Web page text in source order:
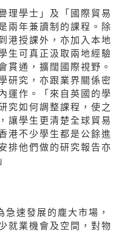
理學士」及「國際貿易
兩年兼讀制的課程。除
港授課外，亦加入本地
生可真正汲取兩地經驗
貫通，擴闊國際視野。
研究，亦跟業界關係密
運作。「來自英國的學
究如何調整課程，使之
讓學生更清楚全球貿易
港不少學生都是公餘進
排他們做的研究報告亦
速發展的龐大市場，
就業機會及空間，對物